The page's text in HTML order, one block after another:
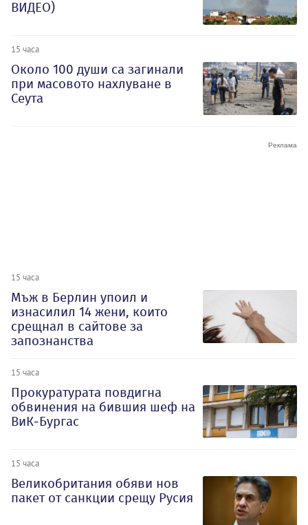
ВИДЕО)
15 часа
Около 100 души са загинали
при масовото нахлуване в
Сеута
15 часа
Мъж в Берлин упоил и
изнасилил 14 жени, които
срещнал в сайтове за
запознанства
15 часа
Прокуратурата повдигна
обвинения на бившия шеф на
ВиК-Бургас
15 часа
Великобритания обяви нов
пакет от санкции срещу Русия